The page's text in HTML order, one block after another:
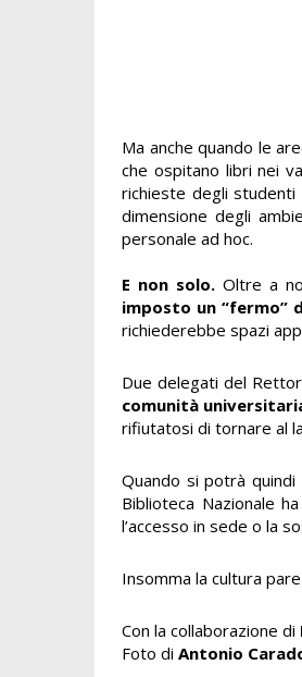
Ma anche quando le
che ospitano libri nei
richieste degli
dimensione degli
personale ad hoc.
E non solo.Oltre a
imposto un “fermo”
richiederebbe spazi
Due delegati del
comunità
rifiutatosi di tornare al
Quando si potrà
Biblioteca Nazionale
l’accesso in sede o la
Insomma la cultura
Con la collaborazione di
Foto di Antonio